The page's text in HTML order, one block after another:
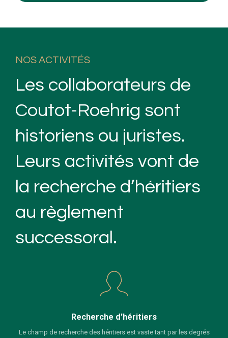
NOS ACTIVITÉS
Les collaborateurs de
Coutot-Roehrig sont
historiens ou juristes.
Leurs activités vont de
la recherche d’héritiers
au règlement
successoral.
Recherche d'héritiers
Le champ de recherche des héritiers est vaste tant par les degrés